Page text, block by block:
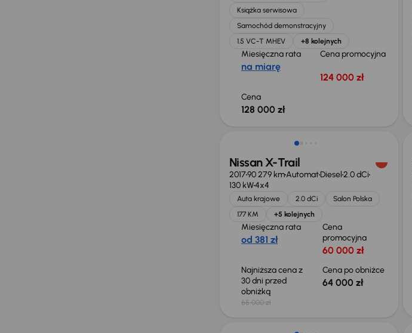
Książka serwisowa
Samochód demonstracyjny
1.5 VC-T MHEV
+8 kolejnych
Miesięczna rata
na miarę
Cena promocyjna
124 000 zł
Cena
128 000 zł
Taniej o 1 000 zł
Nissan X-Trail
201790 279 kmAutomatDiesel2.0 dCi
130 kW4x4
Auta krajowe 2.0 dCi
Salon Polska
177 KM
+5 kolejnych
Miesięczna rata
od 381 zł
Cena
promocyjna
60 000 zł
Najniższa cena z
30 dni przed
obniżką
65 000 zł
Cena po obniżce
64 000 zł